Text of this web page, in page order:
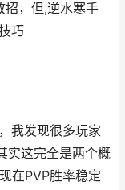
，但,逆水寒手
巧
我发现很多玩家
实这完全是两个概
在PVP胜率稳定